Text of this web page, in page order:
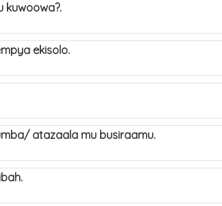
kuwoowa?.
ekisolo.
atazaala mu busiraamu.